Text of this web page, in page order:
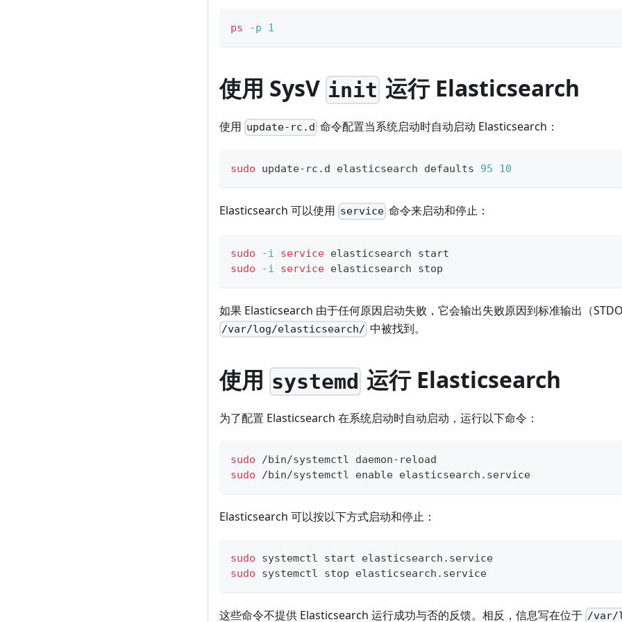
ps -p 1
使用 SysV init 运行 Elasticsearch
使用 update-rc.d 命令配置当系统启动时自动启动 Elasticsearch：
sudo update-rc.d elasticsearch defaults 95 10
Elasticsearch 可以使用 service 命令来启动和停止：
sudo -i service elasticsearch start
sudo
-i service elasticsearch stop
如果 Elasticsearch 由于任何原因启动失败，它会输出失败原因到标准输出（
/var/log/elasticsearch/ 中被找到。
使用 systemd 运行 Elasticsearch
为了配置 Elasticsearch 在系统启动时自动启动，运行以下命令：
sudo /bin/systemctl daemon-reload
sudo /bin/systemctl enable elasticsearch.service
Elasticsearch 可以按以下方式启动和停止：
sudo systemctl start elasticsearch.service
sudo systemctl stop elasticsearch.service
这些命令不提供 Elasticsearch 运行成功与否的反馈。相反，信息写在位于 /var/